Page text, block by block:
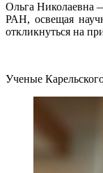
Ольга Николаевна
РАН, освещая
откликнуться на
Ученые